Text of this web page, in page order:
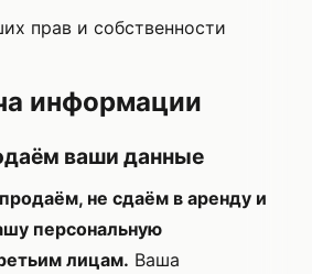
прав и собственности
информации
ваши данные
не сдаём в аренду и
персональную
лицам. Ваша